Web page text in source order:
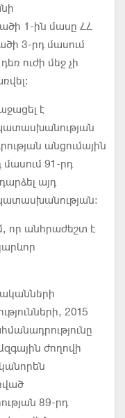
1-ին մասը ՀՀ
3-րդ մասում
ուժի մեջ չի
է
անցումային
մասում 91-րդ
այդ
որ անհրաժեշտ է
2015
ժողովի
89-րդ